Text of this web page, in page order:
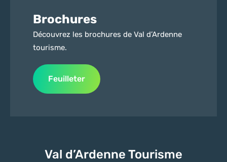
Brochures
Découvrez les brochures de Val d’Ardenne
tourisme.
Feuilleter
Val d’Ardenne Tourisme